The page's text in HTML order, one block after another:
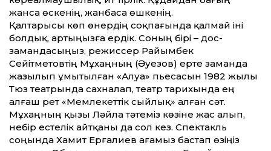
жанса өскенің, жанбаса өшкенің.
Қалтарысы көп өнердің соқпағында қалмай іні
болдық, артыңызға ердік. Соның бірі – дос-
замандасыңыз, режиссер Райымбек
Сейітметовтің Мұхаңның (Әуезов) ерте заманда
жазылып ұмытылған «Алуа» пьесасын 1982 жылы
Тюз театрында сахналап, театр тарихында ең
алғаш рет «Мемлекет­тік сыйлық» алған сәт.
Мұхаңның қызы Ләйла тәтеміз көзіне жас алып,
небір естелік айт­қаны да сол кез. Спектакль
соңында Хамит Ерғалиев ағамыз бастап өзіңіз